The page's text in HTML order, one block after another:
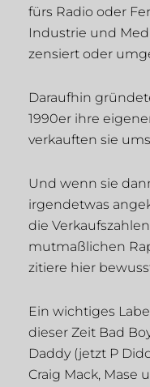
fürs Radio oder
Industrie und
zensiert oder
Daraufhin
1990er ihre
verkauften sie
Und wenn sie
irgendetwas
die
mutmaßlichen
zitiere hier
Ein wichtiges
dieser Zeit Bad
Daddy (jetzt P
Craig Mack, Mase